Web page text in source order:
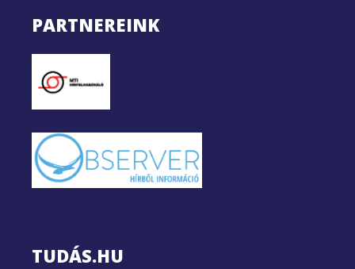
PARTNEREINK
TUDÁS.HU